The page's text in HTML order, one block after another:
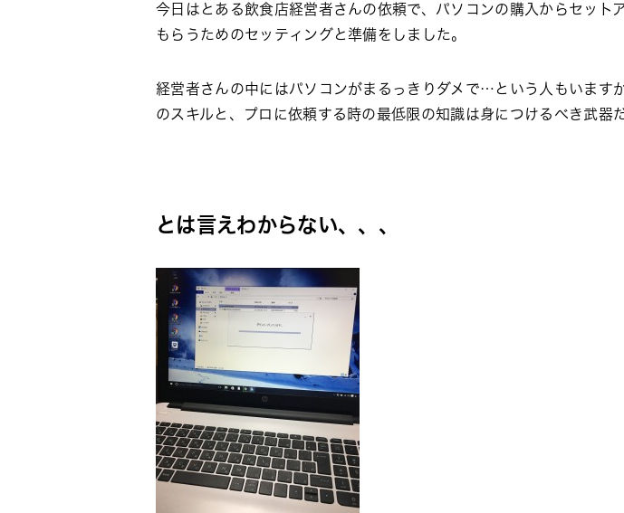
今日はとある飲食店経営者さんの依頼で、パソコンの購入からセット
もらうためのセッティングと準備をしました。
経営者さんの中にはパソコンがまるっきりダメで…という人もいます
のスキルと、プロに依頼する時の最低限の知識は身につけるべき武器
とは言えわからない、、、